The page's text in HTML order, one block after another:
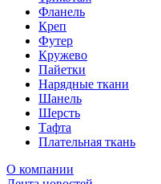
Фланель
Креп
Футер
Кружево
Пайетки
Нарядные ткани
Шанель
Шерсть
Тафта
Плательная ткань
О компании